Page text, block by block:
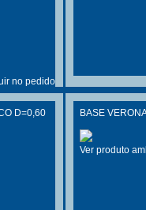
no pedido
D=0,60
BASE
Ver produto